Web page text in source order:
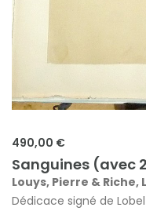
490,00 €
Sanguines (avec
Louys, Pierre & Riche,
Dédicace signé de